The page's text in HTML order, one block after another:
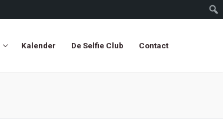
Kalender De Selfie Club Contact